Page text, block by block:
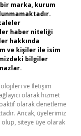
marka, kurum
haber niteliği
hakkında
ve kişiler ile isim
bilgiler
ve İletişim
olarak hizmet
olarak denetleme
Ancak, üyelerimiz
olup, siteye üye olarak